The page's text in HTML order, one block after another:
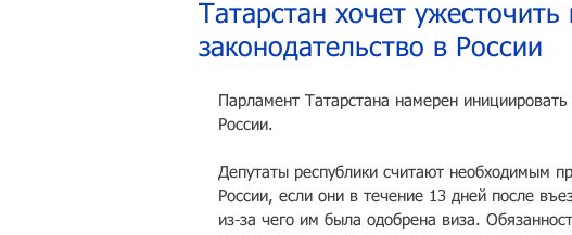
Татарстан хочет
законодательство в России
Парламент Татарстана намерен
России.
Депутаты республики считают необходимым
России, если они в течение 13 дней после
из-за чего им была одобрена виза.